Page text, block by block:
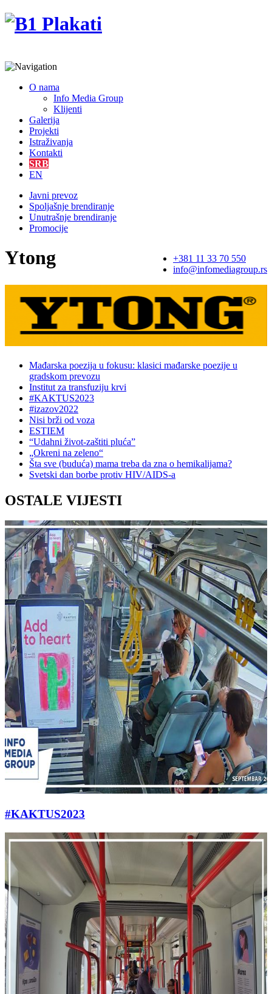
O nama
Info Media Group
Klijenti
Galerija
Projekti
Istraživanja
Kontakti
SRB
EN
Javni prevoz
Spoljašnje brendiranje
Unutrašnje brendiranje
Promocije
+381 11 33 70 550
info@infomediagroup.rs
Ytong
Mađarska poezija u fokusu: klasici mađarske poezije u
gradskom prevozu
Institut za transfuziju krvi
#KAKTUS2023
#izazov2022
Nisi brži od voza
ESTIEM
“Udahni život-zaštiti pluća”
„Okreni na zeleno“
Šta sve (buduća) mama treba da zna o hemikalijama?
Svetski dan borbe protiv HIV/AIDS-a
OSTALE VIJESTI
#KAKTUS2023